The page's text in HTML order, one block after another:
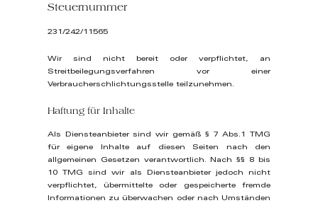
Steuernummer
231/242/11565
Wir sind nicht bereit oder verpflichtet, an
Streitbeilegungsverfahren vor einer
Verbraucherschlichtungsstelle teilzunehmen.
Haftung für Inhalte
Als Diensteanbieter sind wir gemäß § 7 Abs.1 TMG
für eigene Inhalte auf diesen Seiten nach den
allgemeinen Gesetzen verantwortlich. Nach §§ 8 bis
10 TMG sind wir als Diensteanbieter jedoch nicht
verpflichtet, übermittelte oder gespeicherte fremde
Informationen zu überwachen oder nach Umständen